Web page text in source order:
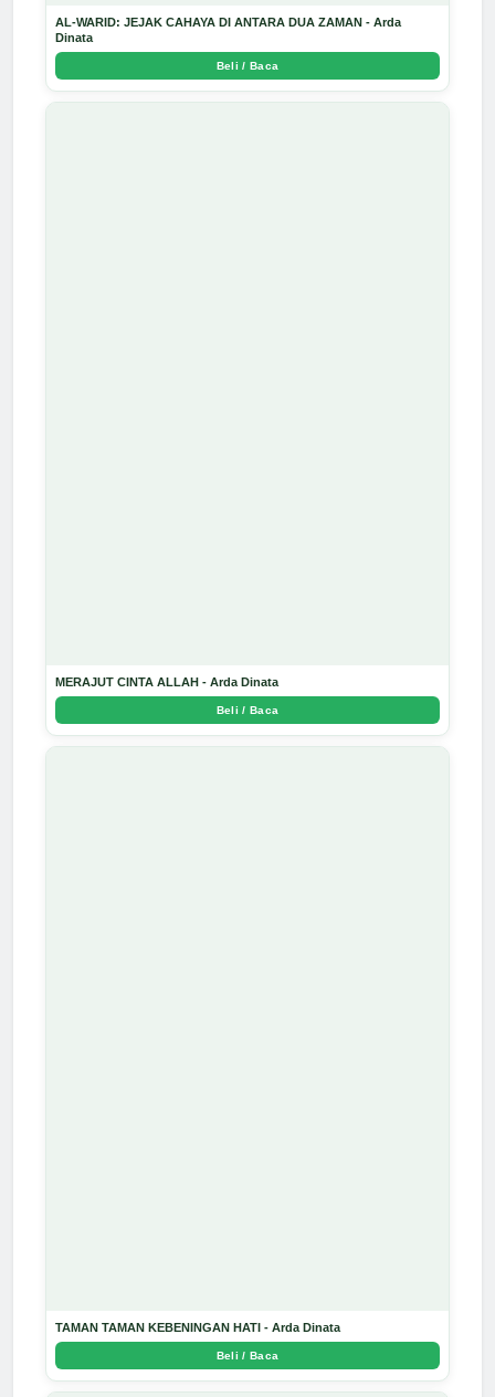
AL-WARID: JEJAK CAHAYA DI ANTARA DUA ZAMAN - Arda
Dinata
Beli / Baca
MERAJUT CINTA ALLAH - Arda Dinata
Beli / Baca
TAMAN TAMAN KEBENINGAN HATI - Arda Dinata
Beli / Baca